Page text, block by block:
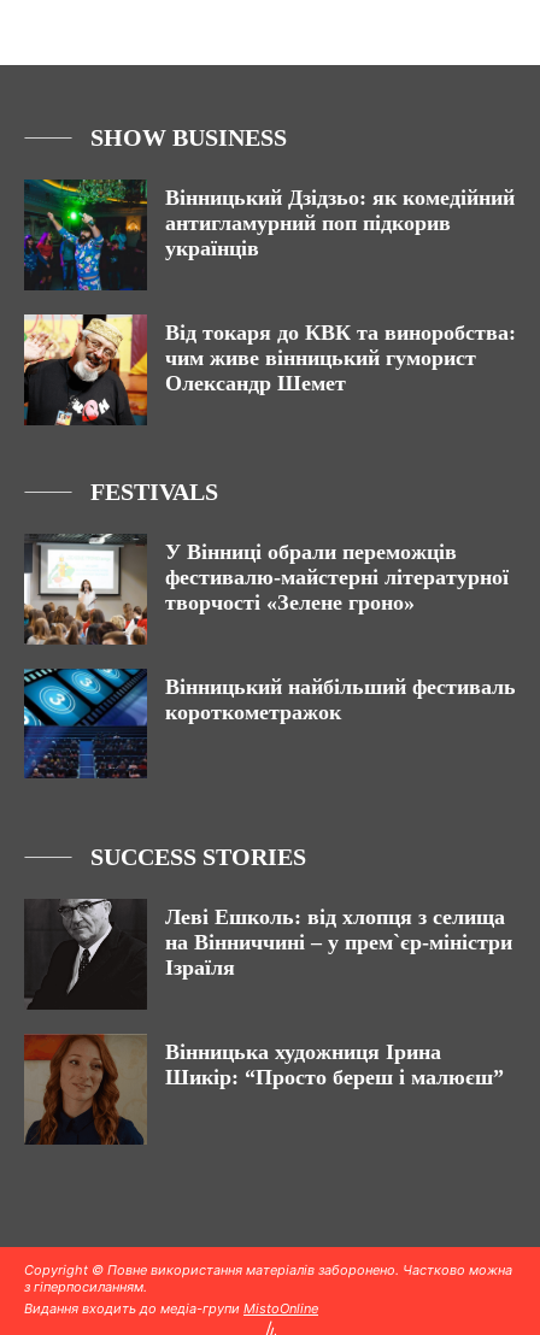
SHOW BUSINESS
Вінницький Дзідзьо: як комедійний
антигламурний поп підкорив
українців
Від токаря до КВК та виноробства:
чим живе вінницький гуморист
Олександр Шемет
FESTIVALS
У Вінниці обрали переможців
фестивалю-майстерні літературної
творчості «Зелене гроно»
Вінницький найбільший фестиваль
короткометражок
SUCCESS STORIES
Леві Ешколь: від хлопця з селища
на Вінниччині – у прем`єр-міністри
Ізраїля
Вінницька художниця Ірина
Шикір: “Просто береш і малюєш”
Copyright © Повне використання матеріалів заборонено. Частково можна
з гіперпосиланням.
Видання входить до медіа-групи MistoOnline